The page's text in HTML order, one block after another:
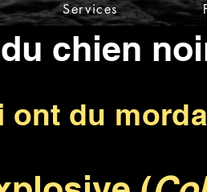
Services
chien
ont du